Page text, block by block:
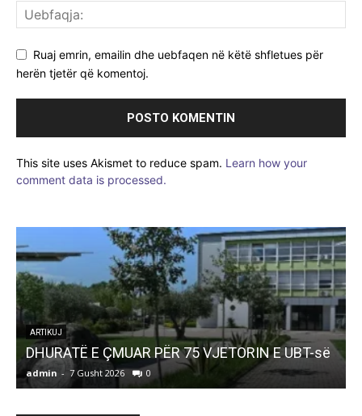
Ruaj emrin, emailin dhe uebfaqen në këtë shfletues për
herën tjetër që komentoj.
This site uses Akismet to reduce spam. Learn how your
comment data is processed.
ARTIKUJ
DHURATË E ÇMUAR PËR 75 VJETORIN E UBT-së
admin - 7 Gusht 2026 0